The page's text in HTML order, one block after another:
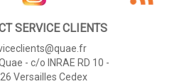
SERVICE CLIENTS
- c/o INRAE RD 10 -
Versailles Cedex